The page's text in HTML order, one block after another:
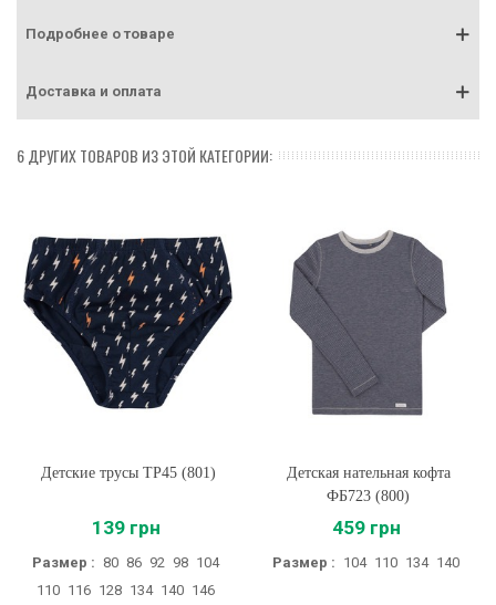
Подробнее о товаре
Доставка и оплата
6 ДРУГИХ ТОВАРОВ ИЗ ЭТОЙ КАТЕГОРИИ:
Детские трусы ТР45 (801)
139 грн
Размер : 80 86 92 98 104
110 116 128 134 140 146
Детская нательная кофта
ФБ723 (800)
459 грн
Размер : 104 110 134 140